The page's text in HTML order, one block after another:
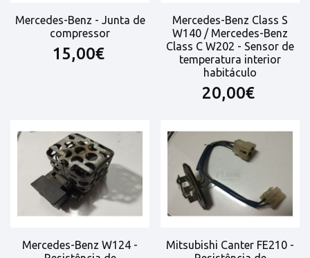
Mercedes-Benz - Junta de
compressor
15,00€
Mercedes-Benz Class S
W140 / Mercedes-Benz
Class C W202 - Sensor de
temperatura interior
habitáculo
20,00€
Mercedes-Benz W124 -
Mitsubishi Canter FE210 -